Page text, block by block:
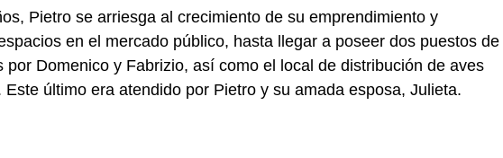
Pietro se arriesga al crecimiento de su emprendimiento y
en el mercado público, hasta llegar a poseer dos puestos de
por Domenico y Fabrizio, así como el local de distribución de aves
Este último era atendido por Pietro y su amada esposa, Julieta.